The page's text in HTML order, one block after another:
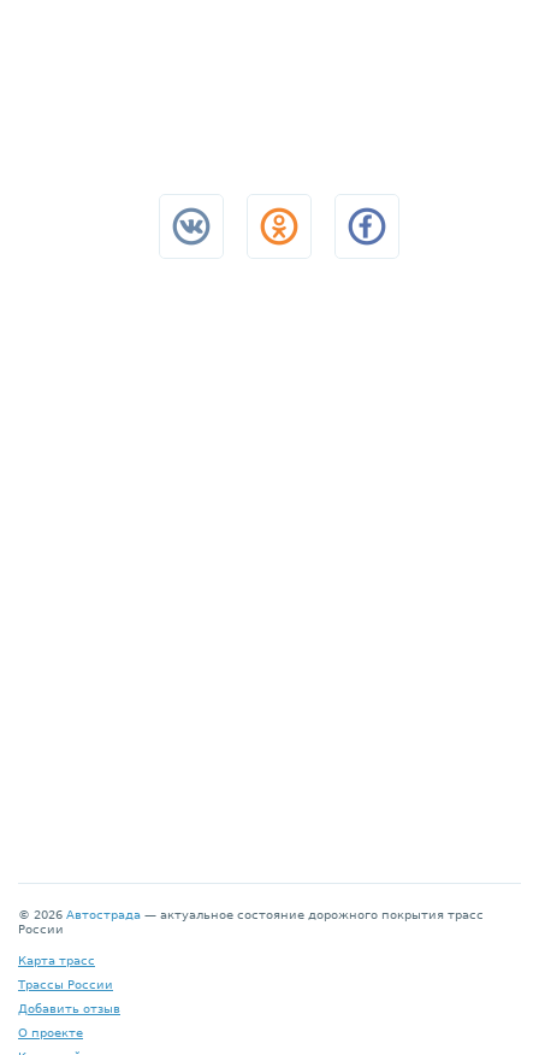
© 2026 Автострада — актуальное состояние дорожного покрытия трасс
России
Карта трасс
Трассы России
Добавить отзыв
О проекте